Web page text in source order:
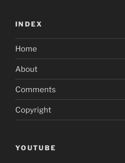
INDEX
Home
About
Comments
Copyright
YOUTUBE